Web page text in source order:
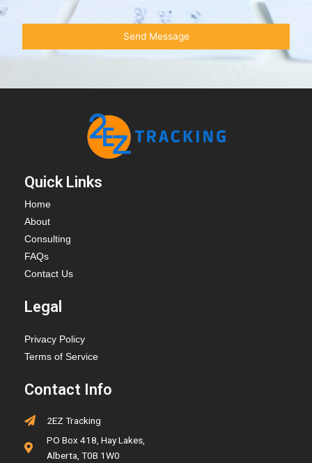
Quick Links
Home
About
Consulting
FAQs
Contact Us
Legal
Privacy Policy
Terms of Service
Contact Info
2EZ Tracking
PO Box 418, Hay Lakes,
Alberta, T0B 1W0